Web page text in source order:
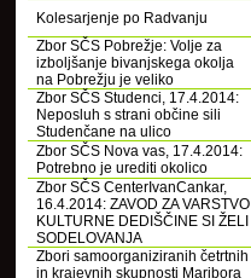
Kolesarjenje po Radvanju
Zbor SČS Pobrežje: Volje za
izboljšanje bivanjskega okolja
na Pobrežju je veliko
Zbor SČS Studenci, 17.4.2014:
Neposluh s strani občine sili
Studenčane na ulico
Zbor SČS Nova vas, 17.4.2014:
Potrebno je urediti okolico
Zbor SČS CenterIvanCankar,
16.4.2014: ZAVOD ZA VARSTVO
KULTURNE DEDIŠČINE SI ŽELI
SODELOVANJA
Zbori samoorganiziranih četrtnih
in krajevnih skupnosti Maribora